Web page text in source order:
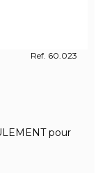
Ref. 60.023
pour